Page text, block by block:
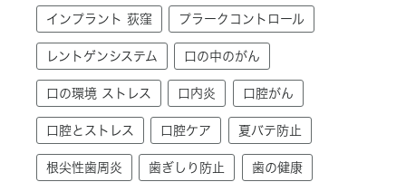
インプラント 荻窪 プラークコントロール
レントゲンシステム 口の中のがん
口の環境 ストレス 口内炎 口腔がん
口腔とストレス 口腔ケア 夏バテ防止
根尖性歯周炎 歯ぎしり防止 歯の健康